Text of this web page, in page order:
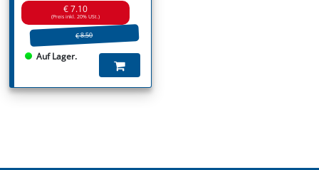
€ 7.10
(Preis inkl. 20% USt.)
€ 8.50
Auf Lager.